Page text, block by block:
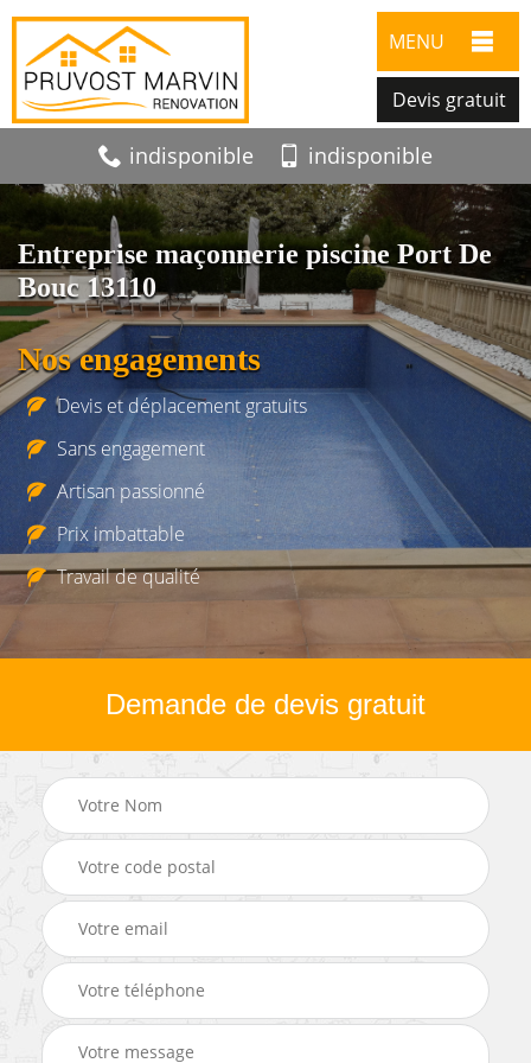
MENU
Devis gratuit
indisponible indisponible
Entreprise maçonnerie piscine Port De
Bouc 13110
Nos engagements
Devis et déplacement gratuits
Sans engagement
Artisan passionné
Prix imbattable
Travail de qualité
Demande de devis gratuit